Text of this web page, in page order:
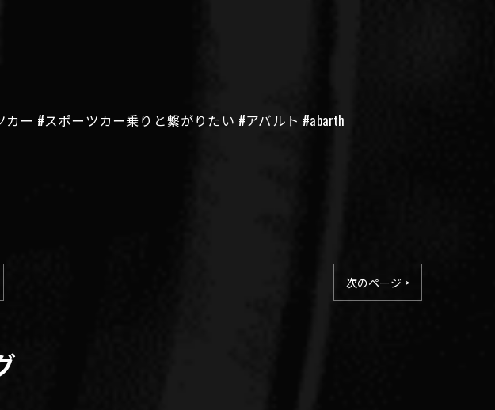
ー #スポーツカー乗りと繋がりたい #アバルト #abarth
次のページ >